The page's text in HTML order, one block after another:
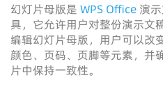
幻灯片母版是 WPS Office 演
具，它允许用户对整份演示文
编辑幻灯片母版，用户可以改
颜色、页码、页脚等元素，并
片中保持一致性。